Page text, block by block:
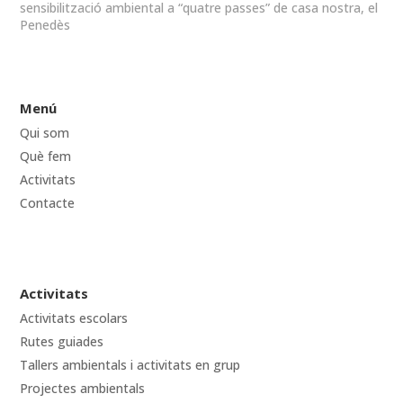
sensibilització ambiental a “quatre passes” de casa nostra, el
Penedès
Menú
Qui som
Què fem
Activitats
Contacte
Activitats
Activitats escolars
Rutes guiades
Tallers ambientals i activitats en grup
Projectes ambientals